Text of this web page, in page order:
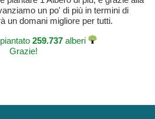
un po' di più in termini di
un domani migliore per tutti.
259.737 alberi
Grazie!